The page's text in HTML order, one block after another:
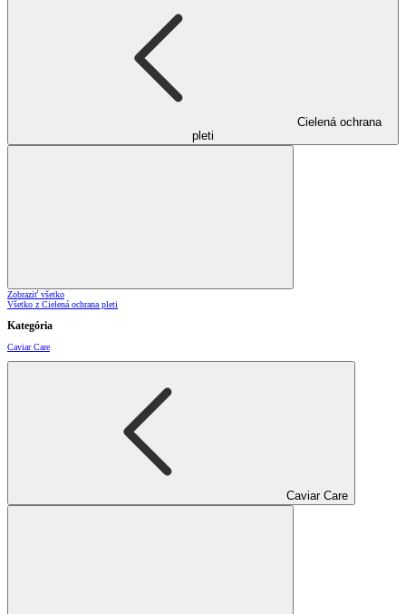
Cielená ochrana
pleti
Zobraziť všetko
Všetko z Cielená ochrana pleti
Kategória
Caviar Care
Caviar Care